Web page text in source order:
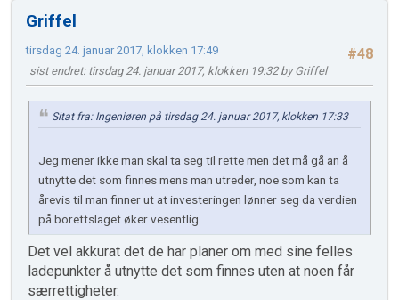
Griffel
#48
tirsdag 24. januar 2017, klokken 17:49
sist endret: tirsdag 24. januar 2017, klokken 19:32 by Griffel
Sitat fra: Ingeniøren på tirsdag 24. januar 2017, klokken 17:33
Jeg mener ikke man skal ta seg til rette men det må gå an å
utnytte det som finnes mens man utreder, noe som kan ta
årevis til man finner ut at investeringen lønner seg da verdien
på borettslaget øker vesentlig.
Det vel akkurat det de har planer om med sine felles
ladepunkter å utnytte det som finnes uten at noen får
særrettigheter.